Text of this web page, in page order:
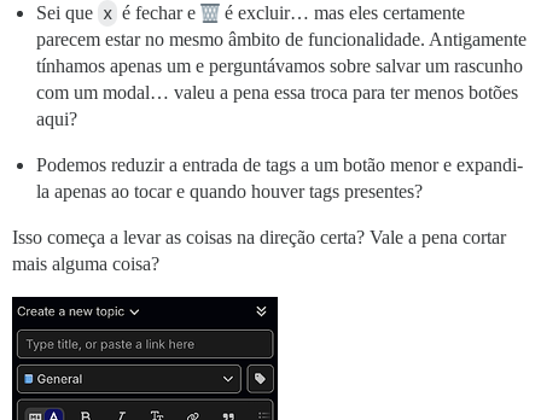
Sei que x é fechar e
é excluir… mas eles certamente
parecem estar no mesmo âmbito de funcionalidade. Antigamente
tínhamos apenas um e perguntávamos sobre salvar um rascunho
com um modal… valeu a pena essa troca para ter menos botões
aqui?
Podemos reduzir a entrada de tags a um botão menor e expandi-
la apenas ao tocar e quando houver tags presentes?
Isso começa a levar as coisas na direção certa? Vale a pena cortar
mais alguma coisa?